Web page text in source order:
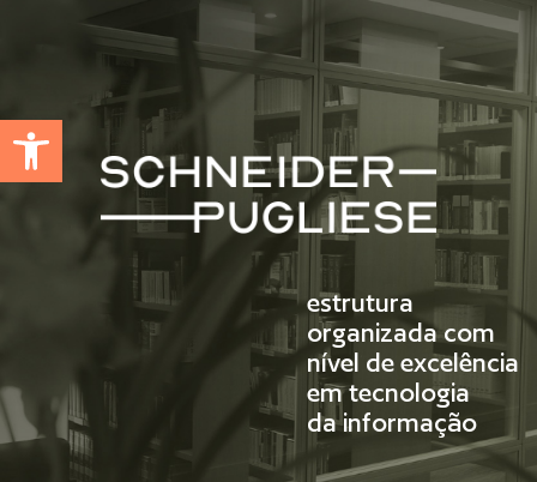
Abrir a barra de ferramentas
estrutura
organizada com
nível de excelência
em tecnologia
da informação